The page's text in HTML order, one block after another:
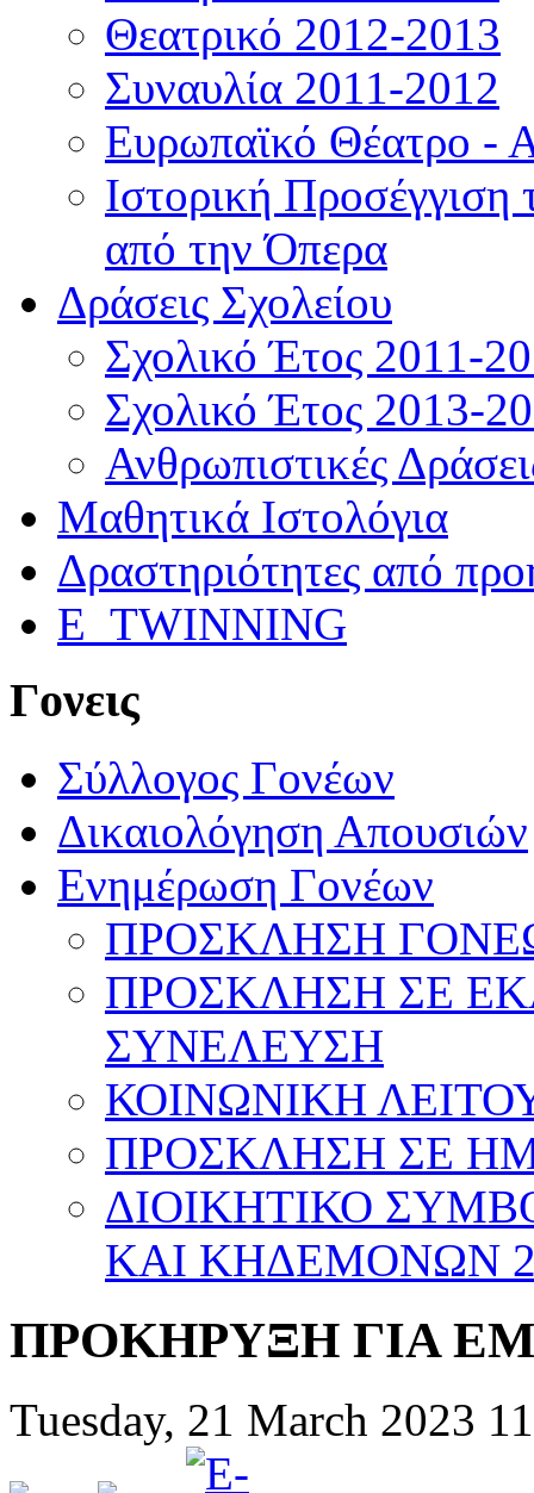
Θεατρικό 2012-2013
Συναυλία 2011-2012
Ευρωπαϊκό Θέατρο -
Ιστορική
από την Όπερα
Δράσεις Σχολείου
Σχολικό Έτος 2011-
Σχολικό Έτος 2013-
Ανθρωπιστικές
Μαθητικά Ιστολόγια
Δραστηριότητες από
E_TWINNING
Γονεις
Σύλλογος Γονέων
Δικαιολόγηση Απουσιών
Ενημέρωση Γονέων
ΠΡΟΣΚΛΗΣΗ
ΠΡΟΣΚΛΗΣΗ ΣΕ
ΣΥΝΕΛΕΥΣΗ
ΚΟΙΝΩΝΙΚΗ
ΠΡΟΣΚΛΗΣΗ ΣΕ
ΔΙΟΙΚΗΤΙΚΟ
ΚΑΙ ΚΗΔΕΜΟΝΩΝ
ΠΡΟΚΗΡΥΞΗ ΓΙΑ
Tuesday, 21 March 2023